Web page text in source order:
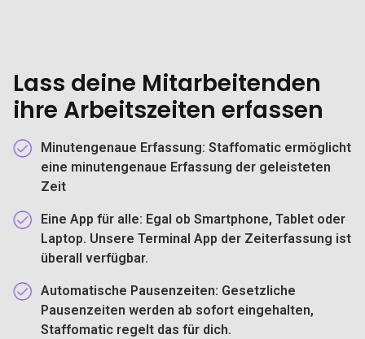
Lass deine Mitarbeitenden
ihre Arbeitszeiten erfassen
Minutengenaue Erfassung: Staffomatic ermöglicht
eine minutengenaue Erfassung der geleisteten
Zeit
Eine App für alle: Egal ob Smartphone, Tablet oder
Laptop. Unsere Terminal App der Zeiterfassung ist
überall verfügbar.
Automatische Pausenzeiten: Gesetzliche
Pausenzeiten werden ab sofort eingehalten,
Staffomatic regelt das für dich.